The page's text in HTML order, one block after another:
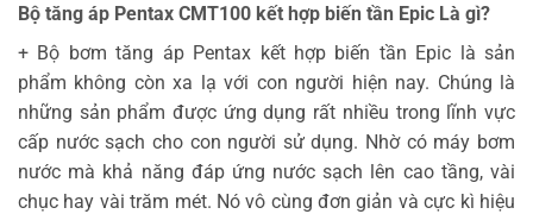
Bộ tăng áp Pentax CMT100 kết hợp biến tần Epic Là gì?
+ Bộ bơm tăng áp Pentax kết hợp biến tần Epic là sản
phẩm không còn xa lạ với con người hiện nay. Chúng là
những sản phẩm được ứng dụng rất nhiều trong lĩnh vực
cấp nước sạch cho con người sử dụng. Nhờ có máy bơm
nước mà khả năng đáp ứng nước sạch lên cao tầng, vài
chục hay vài trăm mét. Nó vô cùng đơn giản và cực kì hiệu